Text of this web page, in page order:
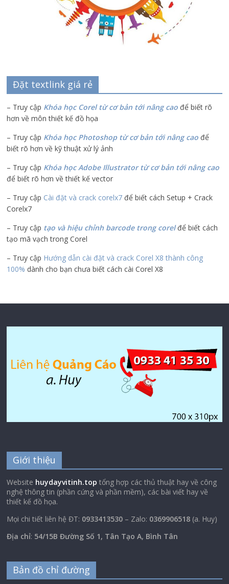
Đặt textlink giá rẻ
– Truy cập Khóa học Corel từ cơ bản tới nâng cao để biết rõ
hơn về môn thiết kế đồ họa
– Truy cập Khóa học Photoshop từ cơ bản tới nâng cao để
biết rõ hơn về kỹ thuật xử lý ảnh
– Truy cập Khóa học Adobe Illustratortừ cơ bản tới nâng cao
để biết rõ hơn về thiết kế vector
– Truy cập Cài đặt và crack corelx7 để biết cách Setup + Crack
Corelx7
– Truy cập tạo và hiệu chỉnh barcode trong corelđể biết cách
tạo mã vạch trong Corel
– Truy cập Hướng dẫn cài đặt và crack Corel X8 thành công
100% dành cho bạn chưa biết cách cài Corel X8
Giới thiệu
Website huydayvitinh.top tổng hợp các thủ thuật hay về công
nghệ thông tin (phần cứng và phần mềm), các bài viết hay về
thiết kế đồ họa.
Mọi chi tiết liên hệ ĐT: 0933413530 – Zalo: 0369906518 (a. Huy)
Địa chỉ: 54/15B Đường Số 1, Tân Tạo A, Bình Tân
Bản đồ chỉ đường